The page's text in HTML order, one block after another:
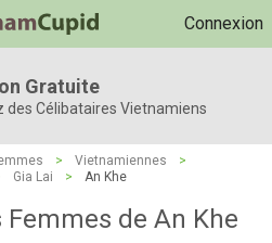
Connexion
Gratuite
des Célibataires Vietnamiens
> Vietnamiennes
>
Gia Lai > An Khe
Femmes de An Khe